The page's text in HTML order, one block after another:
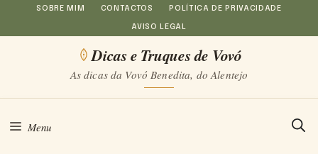
Saltar
para
conteúdo
SOBRE MIM CONTACTOS POLÍTICA DE PRIVACIDADE
AVISO LEGAL
Dicas e Truques de Vovó
As dicas da Vovó Benedita, do Alentejo
Menu